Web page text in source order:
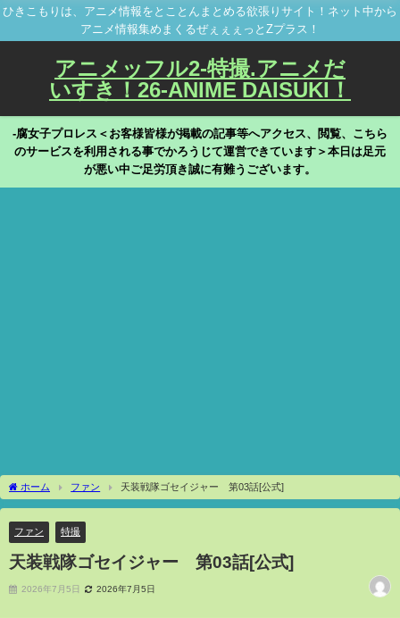
ひきこもりは、アニメ情報をとことんまとめる欲張りサイト！ネット中から
アニメ情報集めまくるぜぇぇぇっとZプラス！
アニメッフル2-特撮.アニメだ
いすき！26-ANIME DAISUKI！
-腐女子プロレス＜お客様皆様が掲載の記事等へアクセス、閲覧、こちら
のサービスを利用される事でかろうじて運営できています＞本日は足元
が悪い中ご足労頂き誠に有難うございます。
ホーム ファン 天装戦隊ゴセイジャー 第03話[公式]
ファン 特撮
天装戦隊ゴセイジャー 第03話[公式]
2026年7月5日 2026年7月5日